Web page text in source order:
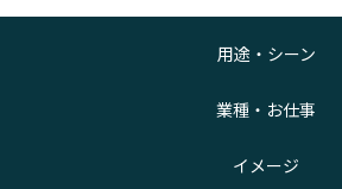
用途・シーン
業種・お仕事
イメージ